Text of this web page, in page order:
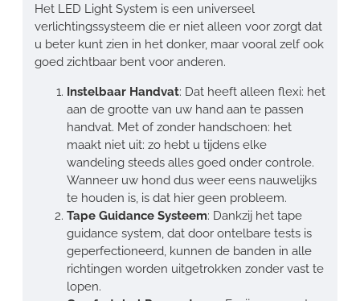
Het LED Light System is een universeel
verlichtingssysteem die er niet alleen voor zorgt dat
u beter kunt zien in het donker, maar vooral zelf ook
goed zichtbaar bent voor anderen.
Instelbaar Handvat: Dat heeft alleen flexi: het
aan de grootte van uw hand aan te passen
handvat. Met of zonder handschoen: het
maakt niet uit: zo hebt u tijdens elke
wandeling steeds alles goed onder controle.
Wanneer uw hond dus weer eens nauwelijks
te houden is, is dat hier geen probleem.
Tape Guidance Systeem: Dankzij het tape
guidance system, dat door ontelbare tests is
geperfectioneerd, kunnen de banden in alle
richtingen worden uitgetrokken zonder vast te
lopen.